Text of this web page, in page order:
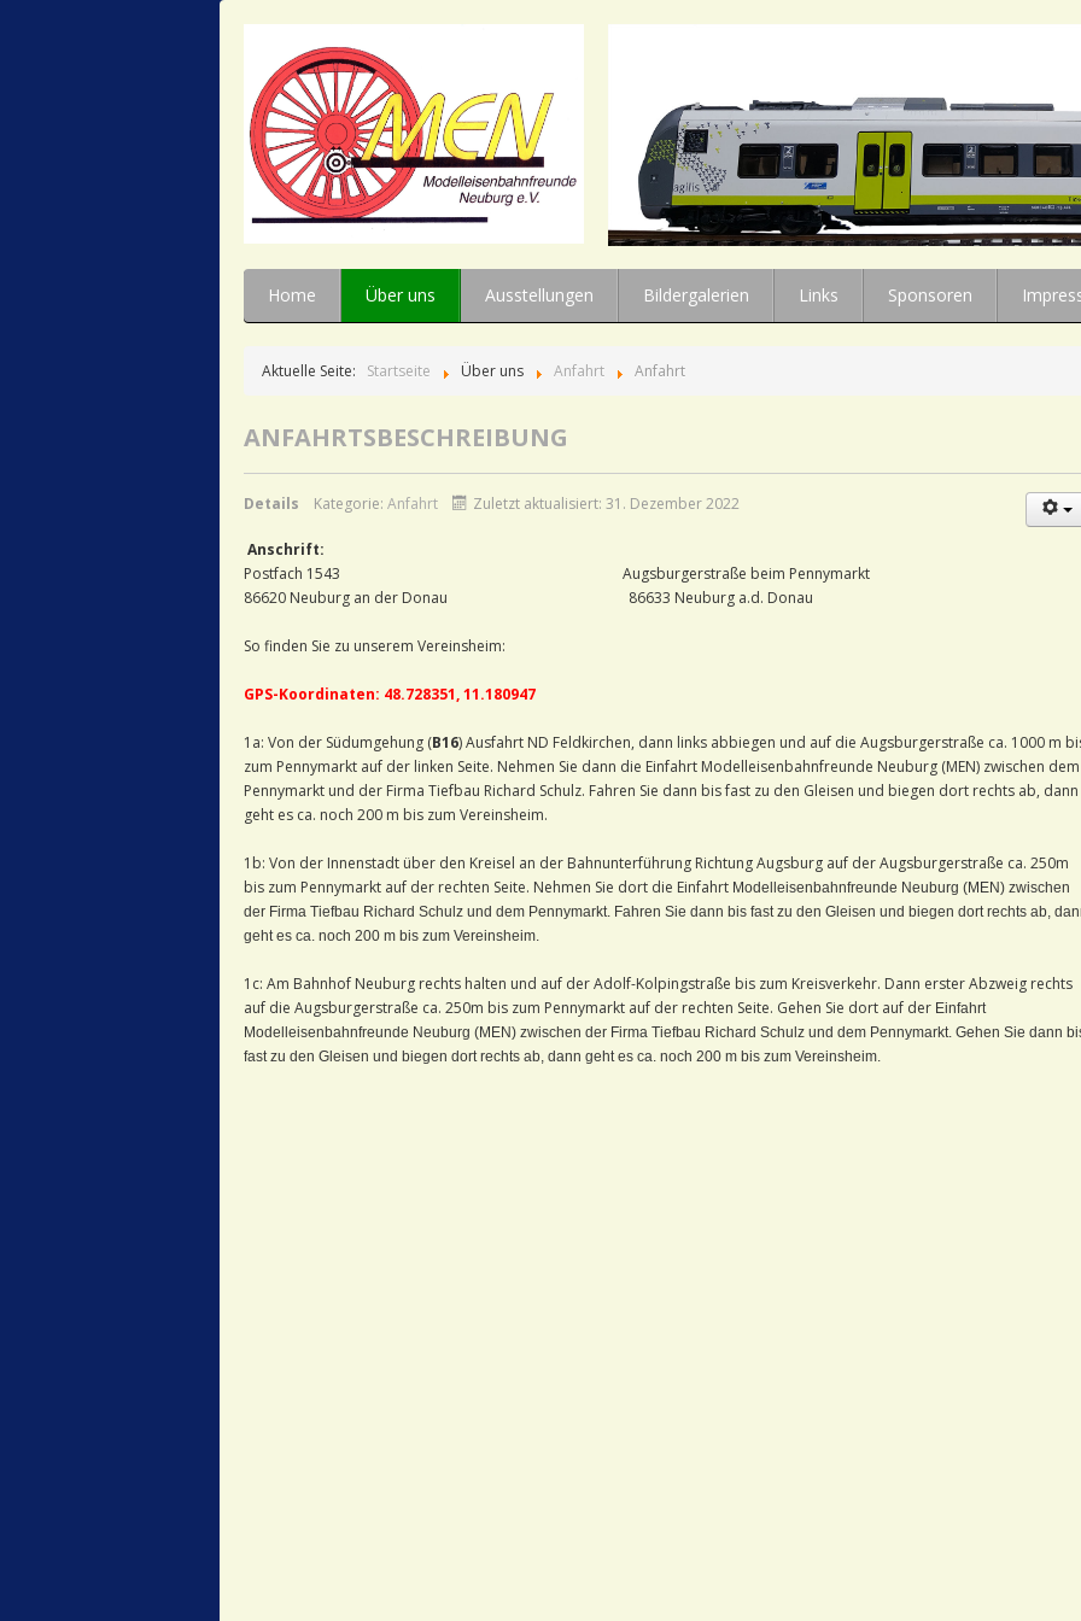
Home Über uns Ausstellungen Bildergalerien Links Sponsoren
Aktuelle Seite: Startseite Über uns Anfahrt Anfahrt
ANFAHRTSBESCHREIBUNG
Details Kategorie: Anfahrt Zuletzt aktualisiert: 31. Dezember 2022
Anschrift:
Postfach 1543 Augsburgerstraße beim Pennymarkt
86620 Neuburg an der Donau 86633 Neuburg a.d. Donau
So finden Sie zu unserem Vereinsheim:
GPS-Koordinaten: 48.728351, 11.180947
1a: Von der Südumgehung (B16) Ausfahrt ND Feldkirchen, dann links abbiegen und auf die Augsburgerstraße ca. 1000 m
zum Pennymarkt auf der linken Seite. Nehmen Sie dann die Einfahrt Modelleisenbahnfreunde Neuburg (MEN) zwischen dem
Pennymarkt und der Firma Tiefbau Richard Schulz. Fahren Sie dann bis fast zu den Gleisen und biegen dort rechts ab, dann
geht es ca. noch 200 m bis zum Vereinsheim.
1b: Von der Innenstadt über den Kreisel an der Bahnunterführung Richtung Augsburg auf der Augsburgerstraße ca. 250m
bis zum Pennymarkt auf der rechten Seite. Nehmen Sie dort die Einfahrt Modelleisenbahnfreunde Neuburg (MEN) zwischen
der Firma Tiefbau Richard Schulz und dem Pennymarkt. Fahren Sie dann bis fast zu den Gleisen und biegen dort rechts ab,
geht es ca. noch 200 m bis zum Vereinsheim.
1c: Am Bahnhof Neuburg rechts halten und auf der Adolf-Kolpingstraße bis zum Kreisverkehr. Dann erster Abzweig rechts
auf die Augsburgerstraße ca. 250m bis zum Pennymarkt auf der rechten Seite. Gehen Sie dort auf der Einfahrt
Modelleisenbahnfreunde Neuburg (MEN) zwischen der Firma Tiefbau Richard Schulz und dem Pennymarkt. Gehen Sie dann
fast zu den Gleisen und biegen dort rechts ab, dann geht es ca. noch 200 m bis zum Vereinsheim.